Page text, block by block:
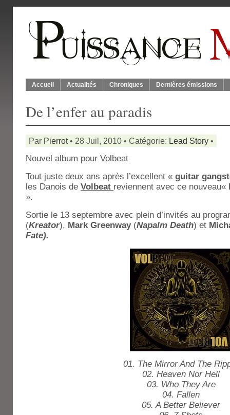
Accueil Actualités Chroniques Dernières émissions
De l’enfer au paradis
Par Pierrot• 28 Juil, 2010 • Catégorie: Lead Story •
Nouvel album pour Volbeat
Tout juste deux ans après l’excellent « guitar
les Danois de Volbeat reviennent avec ce nouveau«
».
Sortie le 13 septembre avec plein d’invités au
(Kreator), Mark Greenway(Napalm Death) et
Fate).
01. The Mirror And The
02. Heaven Nor Hell
03. Who They Are
04. Fallen
05. A Better Believer